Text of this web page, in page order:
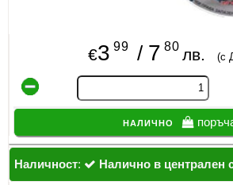
ИНСТРУМЕНТИ
€3 99 / 7 80 лв. (с
налично
Наличност: Налично в централен